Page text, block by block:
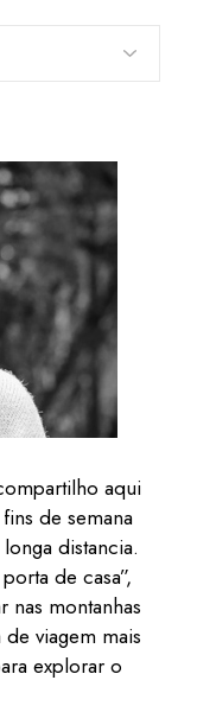
aqui
de semana
distancia.
de casa”,
nas montanhas
viagem mais
explorar o